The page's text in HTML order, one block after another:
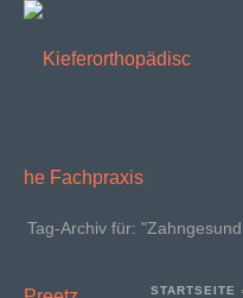
ARCHIVES
Tag-Archiv für:
STARTSEITE